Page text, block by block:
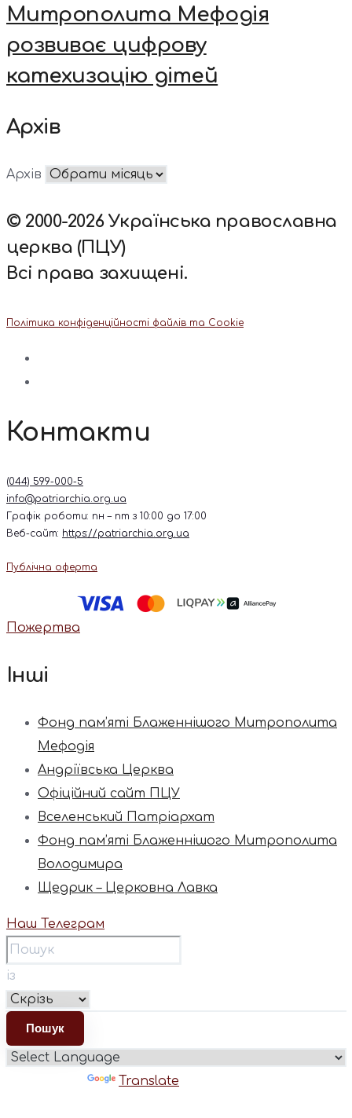
Митрополита Мефодія
розвиває цифрову
катехизацію дітей
Архів
Архів
© 2000-2026 Українська православна
церква (ПЦУ)
Всі права захищені.
Політика конфіденційності файлів та Cookie
Контакти
(044) 599-000-5
info@patriarchia.org.ua
Графік роботи: пн – пт з 10:00 до 17:00
Веб-сайт: https://patriarchia.org.ua
Публічна оферта
Пожертва
Інші
Фонд пам’яті Блаженнішого Митрополита
Мефодія
Андріївська Церква
Офіційний сайт ПЦУ
Вселенський Патріархат
Фонд пам’яті Блаженнішого Митрополита
Володимира
Щедрик – Церковна Лавка
Наш Телеграм
із
Translate